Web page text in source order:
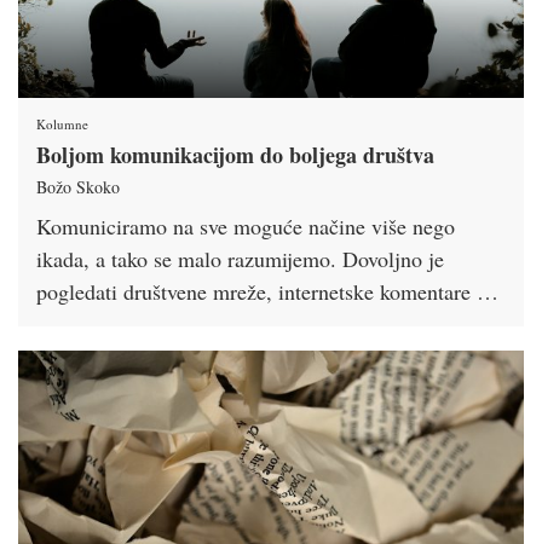
Kolumne
Boljom komunikacijom do boljega društva
Božo Skoko
Komuniciramo na sve moguće načine više nego
ikada, a tako se malo razumijemo. Dovoljno je
pogledati društvene mreže, internetske komentare …